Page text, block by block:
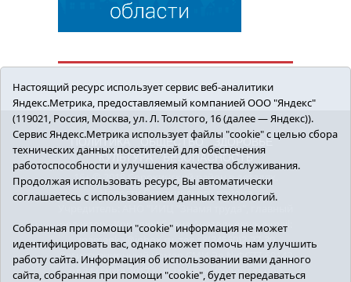
ПОЛИТИКА ОБЩЕСТВО
ЗДОРОВЬЕ
КУЛЬТУРА
БЕЗОПАСНОСТЬ
16+ © 2018 Сорокинский район в деталях.
Новости Сорокинского района
редактор - Королюк Елена Анатольевна, e-mail:
znamenka@inbox.ru, тел.: 8(34550)2-27-30
Регистрационный номер СМИ Эл №ФС77-69142
от 24 марта 2017 г., выданное Федеральной
Настоящий ресурс использует сервис веб-аналитики
Яндекс.Метрика, предоставляемый компанией ООО "Яндекс"
(119021, Россия, Москва, ул. Л. Толстого, 16 (далее — Яндекс)).
Сервис Яндекс.Метрика использует файлы "cookie" с целью сбора
технических данных посетителей для обеспечения
работоспособности и улучшения качества обслуживания.
Продолжая использовать ресурс, Вы автоматически
соглашаетесь с использованием данных технологий.
Собранная при помощи "cookie" информация не может
идентифицировать вас, однако может помочь нам улучшить
работу сайта. Информация об использовании вами данного
сайта, собранная при помощи "cookie", будет передаваться